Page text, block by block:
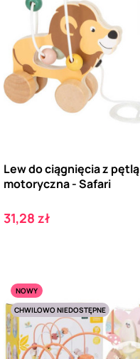
Lew do ciągnięcia z pętlą
motoryczna - Safari
Cena
31,28 zł
NOWY
CHWILOWO NIEDOSTĘPNE